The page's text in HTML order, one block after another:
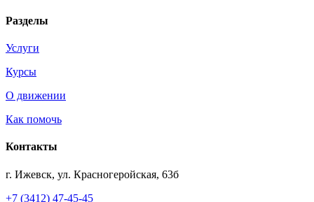
Разделы
Услуги
Курсы
О движении
Как помочь
Контакты
г. Ижевск, ул. Красногеройская, 63б
+7 (3412) 47-45-45